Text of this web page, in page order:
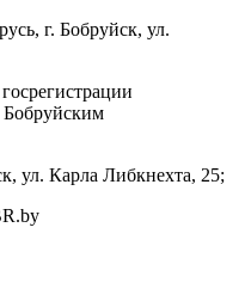
г. Бобруйск, ул.
ул. Карла Либкнехта, 25;